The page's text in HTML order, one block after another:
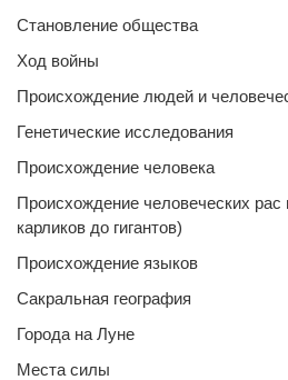
Становление общества
Ход войны
Происхождение людей и
Генетические исследования
Происхождение человека
Происхождение человеческих рас
карликов до гигантов)
Происхождение языков
Сакральная география
Города на Луне
Места силы